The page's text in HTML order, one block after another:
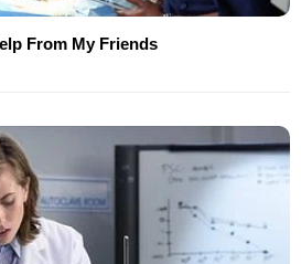
From My Friends